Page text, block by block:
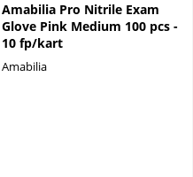
Amabilia Pro Nitrile Exam
Glove Pink Medium 100 pcs -
10 fp/kart
Amabilia